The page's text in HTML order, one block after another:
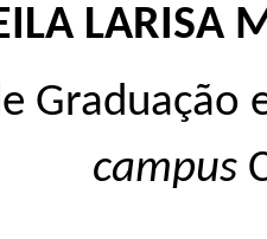
LARISA
Graduação
campus